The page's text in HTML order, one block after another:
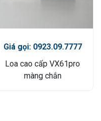
Giá gọi: 0923.09.7777
Loa cao cấp VX61pro
màng chắn